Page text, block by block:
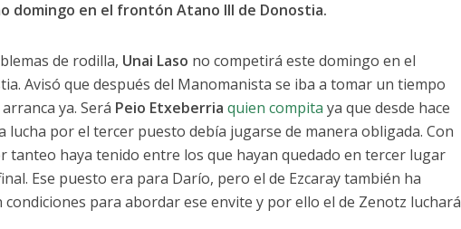
domingo en el frontón Atano III de Donostia.
de rodilla, Unai Laso no competirá este domingo en el
Avisó que después del Manomanista se iba a tomar un tiempo
ya. Será Peio Etxeberria quien compita ya que desde hace
lucha por el tercer puesto debía jugarse de manera obligada. Con
tanteo haya tenido entre los que hayan quedado en tercer lugar
Ese puesto era para Darío, pero el de Ezcaray también ha
condiciones para abordar ese envite y por ello el de Zenotz luchará